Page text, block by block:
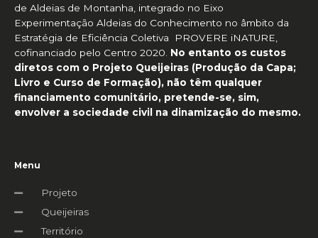
de Aldeias de Montanha, integrado no Eixo
Experimentação Aldeias do Conhecimento no âmbito da
Estratégia de Eficiência Coletiva PROVERE iNATURE,
cofinanciado pelo Centro 2020. No entanto os custos
diretos com o Projeto Queijeiras (Produção da Capa;
Livro e Curso de Formação), não têm qualquer
financiamento comunitário, pretende-se, sim,
envolver a sociedade civil na dinamização do mesmo.
Menu
Projeto
Queijeiras
Território